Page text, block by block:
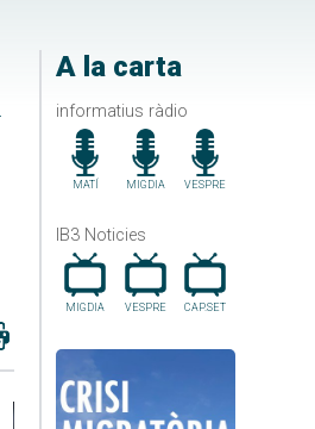
A la carta
informatius ràdio
MATÍ MIGDIA VESPRE
IB3 Noticies
MIGDIA VESPRE CAP.SET